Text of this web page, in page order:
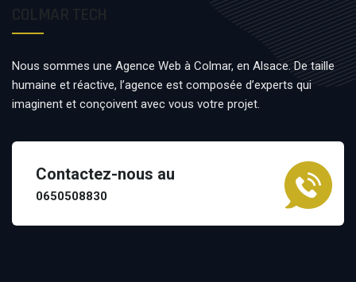
Nous sommes une Agence Web à Colmar, en Alsace. De taille
humaine et réactive, l’agence est composée d’experts qui
imaginent et conçoivent avec vous votre projet.
Contactez-nous au
0650508830